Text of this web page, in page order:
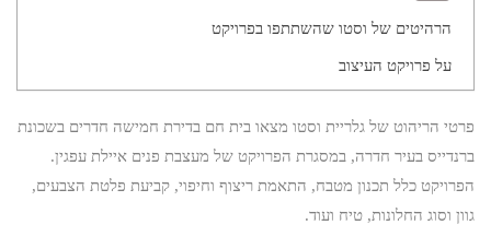
הרהיטים של וסטו שהשתתפו בפרויקט
על פרויקט העיצוב
פרטי הריהוט של גלריית וסטו מצאו בית חם בדירת חמישה חדרים בשכונת
ברנדייס בעיר חדרה, במסגרת הפרויקט של מעצבת פנים איילת עפגין.
הפרויקט כלל תכנון מטבח, התאמת ריצוף וחיפוי, קביעת פלטת הצבעים,
גוון וסוג החלונות, טיח ועוד.